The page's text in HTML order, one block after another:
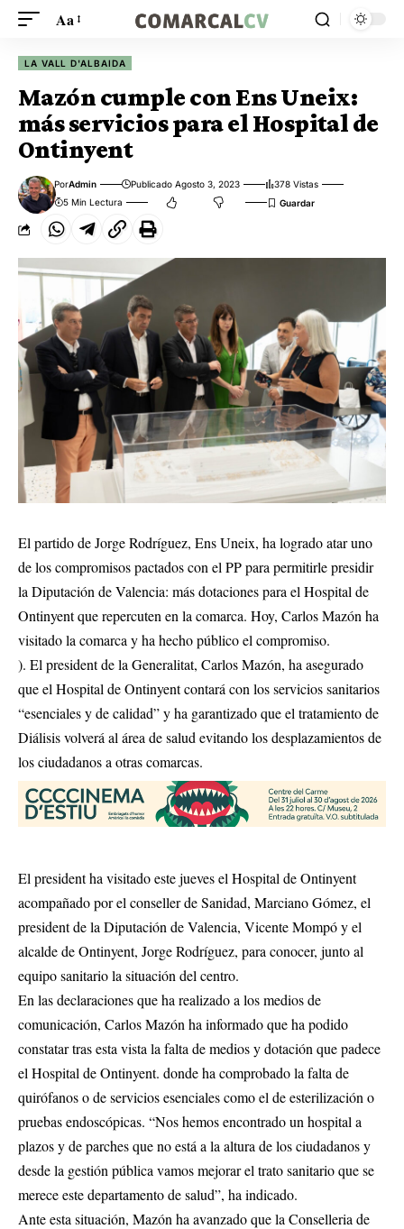
Aa
LA VALL D'ALBAIDA
Mazón cumple con Ens Uneix:
más servicios para el Hospital de
Ontinyent
PorAdmin Publicado Agosto 3, 2023
378 Vistas
5 Min Lectura
El partido de Jorge Rodríguez, Ens Uneix, ha logrado atar uno
de los compromisos pactados con el PP para permitirle presidir
la Diputación de Valencia: más dotaciones para el Hospital de
Ontinyent que repercuten en la comarca. Hoy, Carlos Mazón ha
visitado la comarca y ha hecho público el compromiso.
). El president de la Generalitat, Carlos Mazón, ha asegurado
que el Hospital de Ontinyent contará con los servicios sanitarios
“esenciales y de calidad” y ha garantizado que el tratamiento de
Diálisis volverá al área de salud evitando los desplazamientos de
los ciudadanos a otras comarcas.
El president ha visitado este jueves el Hospital de Ontinyent
acompañado por el conseller de Sanidad, Marciano Gómez, el
president de la Diputación de Valencia, Vicente Mompó y el
alcalde de Ontinyent, Jorge Rodríguez, para conocer, junto al
equipo sanitario la situación del centro.
En las declaraciones que ha realizado a los medios de
comunicación, Carlos Mazón ha informado que ha podido
constatar tras esta vista la falta de medios y dotación que padece
el Hospital de Ontinyent. donde ha comprobado la falta de
quirófanos o de servicios esenciales como el de esterilización o
pruebas endoscópicas. “Nos hemos encontrado un hospital a
plazos y de parches que no está a la altura de los ciudadanos y
desde la gestión pública vamos mejorar el trato sanitario que se
merece este departamento de salud”, ha indicado.
Ante esta situación, Mazón ha avanzado que la Conselleria de